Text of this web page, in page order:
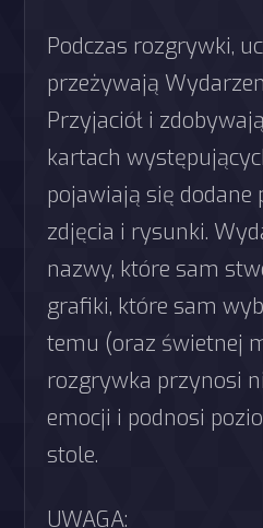
Podczas rozgrywki,
przeżywają
Przyjaciół i
kartach
pojawiają się dodane
zdjęcia i rysunki.
nazwy, które sam
grafiki, które sam
temu (oraz świetnej
rozgrywka przynosi
emocji i podnosi
stole.
UWAGA: